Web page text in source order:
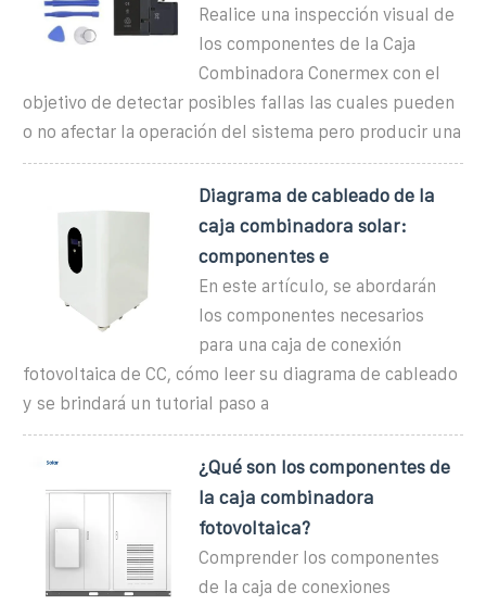
Realice una inspección visual de
los componentes de la Caja
Combinadora Conermex con el
objetivo de detectar posibles fallas las cuales pueden
o no afectar la operación del sistema pero producir una
Diagrama de cableado de la
caja combinadora solar:
componentes e
En este artículo, se abordarán
los componentes necesarios
para una caja de conexión
fotovoltaica de CC, cómo leer su diagrama de cableado
y se brindará un tutorial paso a
¿Qué son los componentes de
la caja combinadora
fotovoltaica?
Comprender los componentes
de la caja de conexiones